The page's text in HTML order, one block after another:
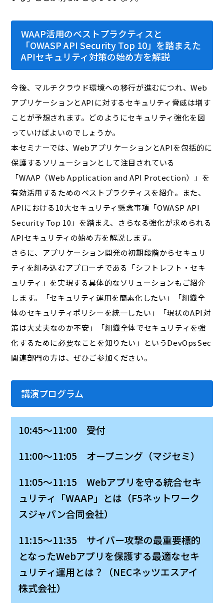
WAAP活用のベストプラクティスと
「OWASP API Security Top 10」を踏まえた
APIセキュリティ対策の始め方を解説
今後、マルチクラウド環境への移行が進むにつれ、Web
アプリケーションとAPIに対するセキュリティ脅威は増す
ことが予想されます。どのようにセキュリティ強化を図
っていけばよいのでしょうか。
本セミナーでは、WebアプリケーションとAPIを包括的に
保護するソリューションとして注目されている
「WAAP（Web Application and API Protection）」を
有効活用するためのベストプラクティスを紹介。また、
APIにおける10大セキュリティ懸念事項「OWASP API
Security Top 10」を踏まえ、さらなる強化が求められる
APIセキュリティの始め方を解説します。
さらに、アプリケーション開発の初期段階からセキュリ
ティを組み込むアプローチである「シフトレフト・セキ
ュリティ」を実現する具体的なソリューションもご紹介
します。「セキュリティ運用を簡素化したい」「組織全
体のセキュリティポリシーを統一したい」「現状のAPI対
策は大丈夫なのか不安」「組織全体でセキュリティを強
化するために必要なことを知りたい」というDevOpsSec
関連部門の方は、ぜひご参加ください。
講演プログラム
10:45～11:00 受付
11:00～11:05 オープニング（マジセミ）
11:05～11:15 Webアプリを守る統合セキ
ュリティ「WAAP」とは（F5ネットワーク
スジャパン合同会社）
11:15～11:35 サイバー攻撃の最重要標的
となったWebアプリを保護する最適なセキ
ュリティ運用とは？（NECネッツエスアイ
株式会社）